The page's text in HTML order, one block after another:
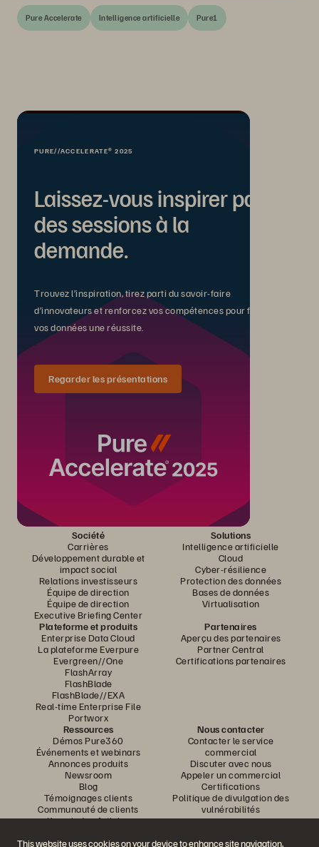
This website uses cookies on your device to enhance site navigation,
Pure Accelerate Intelligence artificielle Pure1
PURE//ACCELERATE® 2025
Laissez-vous inspirer par
des sessions à la
demande.
Trouvez l’inspiration, tirez parti du savoir-faire
d’innovateurs et renforcez vos compétences pour faire de
vos données une réussite.
Regarder les présentations
Société
Carrières
Développement durable et
impact social
Relations investisseurs
Équipe de direction
Équipe de direction
Executive Briefing Center
Solutions
Intelligence artificielle
Cloud
Cyber-résilience
Protection des données
Bases de données
Virtualisation
Plateforme et produits
Enterprise Data Cloud
La plateforme Everpure
Evergreen//One
FlashArray
FlashBlade
FlashBlade//EXA
Real-time Enterprise File
Portworx
Partenaires
Aperçu des partenaires
Partner Central
Certifications partenaires
Ressources
Démos Pure360
Événements et webinars
Annonces produits
Newsroom
Blog
Témoignages clients
Communauté de clients
Knowledge Articles
Nous contacter
Contacter le service
commercial
Discuter avec nous
Appeler un commercial
Certifications
Politique de divulgation des
vulnérabilités